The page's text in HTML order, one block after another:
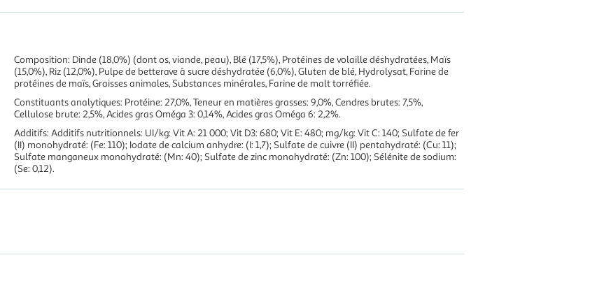
Composition: Dinde (18,0%) (dont os, viande, peau), Blé (17,5%), Protéines de volaille déshydratées, Maïs
(15,0%), Riz (12,0%), Pulpe de betterave à sucre déshydratée (6,0%), Gluten de blé, Hydrolysat, Farine de
protéines de maïs, Graisses animales, Substances minérales, Farine de malt torréfiée.
Constituants analytiques: Protéine: 27,0%, Teneur en matières grasses: 9,0%, Cendres brutes: 7,5%,
Cellulose brute: 2,5%, Acides gras Oméga 3: 0,14%, Acides gras Oméga 6: 2,2%.
Additifs: Additifs nutritionnels: UI/kg: Vit A: 21 000; Vit D3: 680; Vit E: 480; mg/kg: Vit C: 140; Sulfate de fer
(II) monohydraté: (Fe: 110); Iodate de calcium anhydre: (I: 1,7); Sulfate de cuivre (II) pentahydraté: (Cu: 11);
Sulfate manganeux monohydraté: (Mn: 40); Sulfate de zinc monohydraté: (Zn: 100); Sélénite de sodium:
(Se: 0,12).